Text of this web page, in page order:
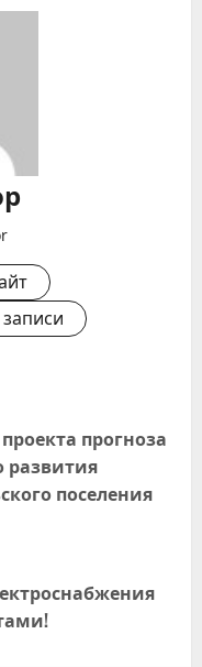
прогноза
развития
поселения